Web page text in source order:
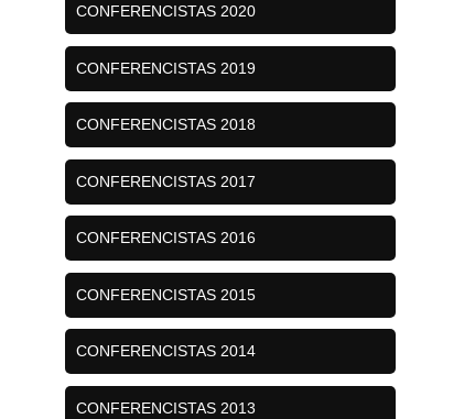
CONFERENCISTAS 2020
CONFERENCISTAS 2019
CONFERENCISTAS 2018
CONFERENCISTAS 2017
CONFERENCISTAS 2016
CONFERENCISTAS 2015
CONFERENCISTAS 2014
CONFERENCISTAS 2013